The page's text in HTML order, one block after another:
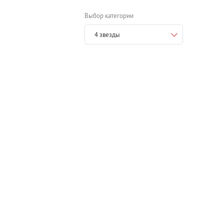
Выбор категории
4 звезды